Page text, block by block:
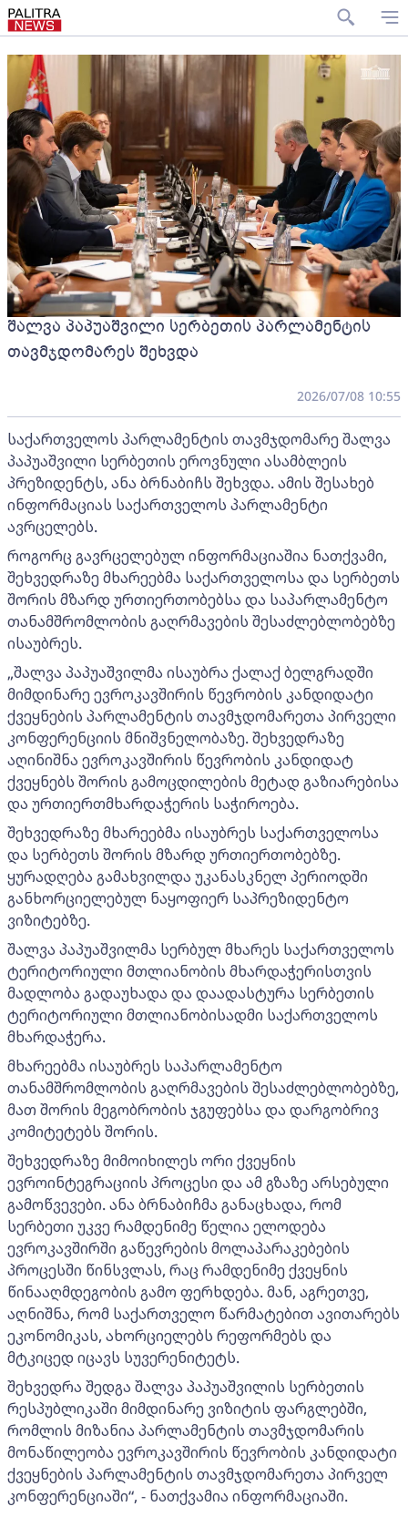
შალვა პაპუაშვილი სერბეთის პარლამენტის
თავმჯდომარეს შეხვდა
2026/07/08 10:55
საქართველოს პარლამენტის თავმჯდომარე შალვა
პაპუაშვილი სერბეთის ეროვნული ასამბლეის
პრეზიდენტს, ანა ბრნაბიჩს შეხვდა. ამის შესახებ
ინფორმაციას საქართველოს პარლამენტი
ავრცელებს.
როგორც გავრცელებულ ინფორმაციაშია ნათქვამი,
შეხვედრაზე მხარეებმა საქართველოსა და სერბეთს
შორის მზარდ ურთიერთობებსა და საპარლამენტო
თანამშრომლობის გაღრმავების შესაძლებლობებზე
ისაუბრეს.
„შალვა პაპუაშვილმა ისაუბრა ქალაქ ბელგრადში
მიმდინარე ევროკავშირის წევრობის კანდიდატი
ქვეყნების პარლამენტის თავმჯდომარეთა პირველი
კონფერენციის მნიშვნელობაზე. შეხვედრაზე
აღინიშნა ევროკავშირის წევრობის კანდიდატ
ქვეყნებს შორის გამოცდილების მეტად გაზიარებისა
და ურთიერთმხარდაჭერის საჭიროება.
შეხვედრაზე მხარეებმა ისაუბრეს საქართველოსა
და სერბეთს შორის მზარდ ურთიერთობებზე.
ყურადღება გამახვილდა უკანასკნელ პერიოდში
განხორციელებულ ნაყოფიერ საპრეზიდენტო
ვიზიტებზე.
შალვა პაპუაშვილმა სერბულ მხარეს საქართველოს
ტერიტორიული მთლიანობის მხარდაჭერისთვის
მადლობა გადაუხადა და დაადასტურა სერბეთის
ტერიტორიული მთლიანობისადმი საქართველოს
მხარდაჭერა.
მხარეებმა ისაუბრეს საპარლამენტო
თანამშრომლობის გაღრმავების შესაძლებლობებზე,
მათ შორის მეგობრობის ჯგუფებსა და დარგობრივ
კომიტეტებს შორის.
შეხვედრაზე მიმოიხილეს ორი ქვეყნის
ევროინტეგრაციის პროცესი და ამ გზაზე არსებული
გამოწვევები. ანა ბრნაბიჩმა განაცხადა, რომ
სერბეთი უკვე რამდენიმე წელია ელოდება
ევროკავშირში გაწევრების მოლაპარაკებების
პროცესში წინსვლას, რაც რამდენიმე ქვეყნის
წინააღმდეგობის გამო ფერხდება. მან, აგრეთვე,
აღნიშნა, რომ საქართველო წარმატებით ავითარებს
ეკონომიკას, ახორციელებს რეფორმებს და
მტკიცედ იცავს სუვერენიტეტს.
შეხვედრა შედგა შალვა პაპუაშვილის სერბეთის
რესპუბლიკაში მიმდინარე ვიზიტის ფარგლებში,
რომლის მიზანია პარლამენტის თავმჯდომარის
მონაწილეობა ევროკავშირის წევრობის კანდიდატი
ქვეყნების პარლამენტის თავმჯდომარეთა პირველ
კონფერენციაში“, - ნათქვამია ინფორმაციაში.